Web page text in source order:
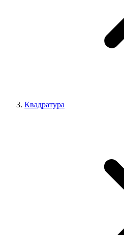
Квадратура